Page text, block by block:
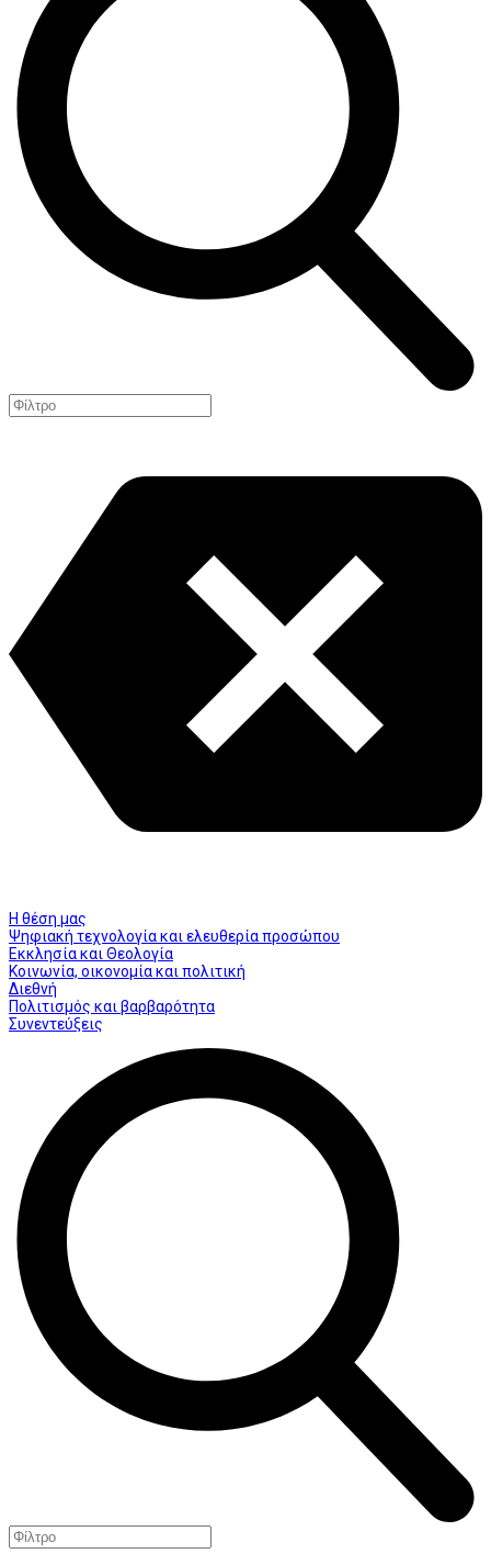
Η θέση μας
Ψηφιακή τεχνολογία και ελευθερία προσώπου
Εκκλησία και Θεολογία
Κοινωνία, οικονομία και πολιτική
Διεθνή
Πολιτισμός και βαρβαρότητα
Συνεντεύξεις